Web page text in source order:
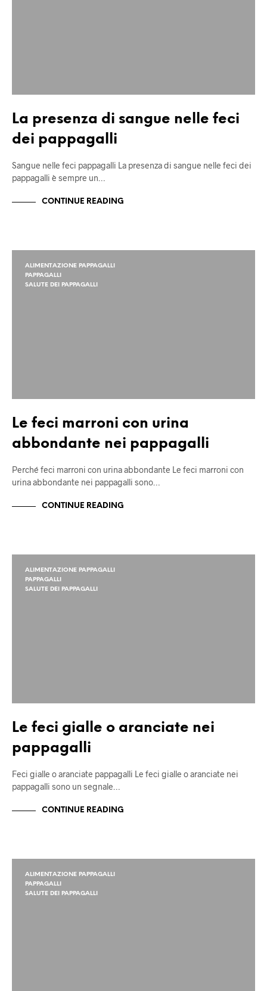
La presenza di sangue nelle feci
dei pappagalli
Sangue nelle feci pappagalli La presenza di sangue nelle feci dei
pappagalli è sempre un…
CONTINUE READING
ALIMENTAZIONE PAPPAGALLI
PAPPAGALLI
SALUTE DEI PAPPAGALLI
Le feci marroni con urina
abbondante nei pappagalli
Perché feci marroni con urina abbondante Le feci marroni con
urina abbondante nei pappagalli sono…
CONTINUE READING
ALIMENTAZIONE PAPPAGALLI
PAPPAGALLI
SALUTE DEI PAPPAGALLI
Le feci gialle o aranciate nei
pappagalli
Feci gialle o aranciate pappagalli Le feci gialle o aranciate nei
pappagalli sono un segnale…
CONTINUE READING
ALIMENTAZIONE PAPPAGALLI
PAPPAGALLI
SALUTE DEI PAPPAGALLI